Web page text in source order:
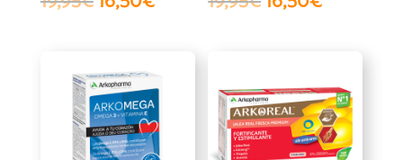
era:
19,95€.16,50€.
19,95€.16,50€.